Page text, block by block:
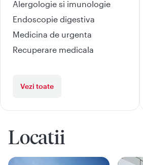
Alergologie si imunologie
Endoscopie digestiva
Medicina de urgenta
Recuperare medicala
Vezi toate
Locatii